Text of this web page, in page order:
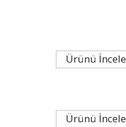
Ürünü İncele
Ürünü İncele